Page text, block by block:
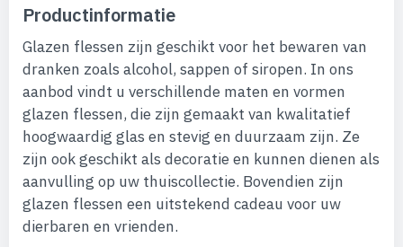
Productinformatie
Glazen flessen zijn geschikt voor het bewaren van
dranken zoals alcohol, sappen of siropen. In ons
aanbod vindt u verschillende maten en vormen
glazen flessen, die zijn gemaakt van kwalitatief
hoogwaardig glas en stevig en duurzaam zijn. Ze
zijn ook geschikt als decoratie en kunnen dienen als
aanvulling op uw thuiscollectie. Bovendien zijn
glazen flessen een uitstekend cadeau voor uw
dierbaren en vrienden.